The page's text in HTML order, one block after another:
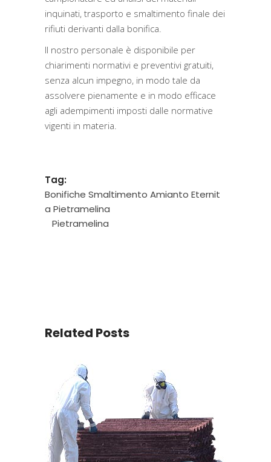
inquinati, trasporto e smaltimento finale dei
rifiuti derivanti dalla bonifica.
Il nostro personale è disponibile per
chiarimenti normativi e preventivi gratuiti,
senza alcun impegno, in modo tale da
assolvere pienamente e in modo efficace
agli adempimenti imposti dalle normative
vigenti in materia.
Tag:
Bonifiche Smaltimento Amianto Eternit
a Pietramelina
Pietramelina
Related Posts